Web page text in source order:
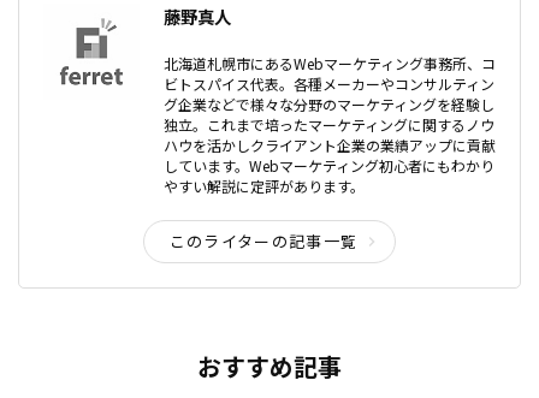
藤野真人
北海道札幌市にあるWebマーケティング事務所、コ
ビトスパイス代表。各種メーカーやコンサルティン
グ企業などで様々な分野のマーケティングを経験し
独立。これまで培ったマーケティングに関するノウ
ハウを活かしクライアント企業の業績アップに貢献
しています。Webマーケティング初心者にもわかり
やすい解説に定評があります。
このライターの記事一覧
おすすめ記事